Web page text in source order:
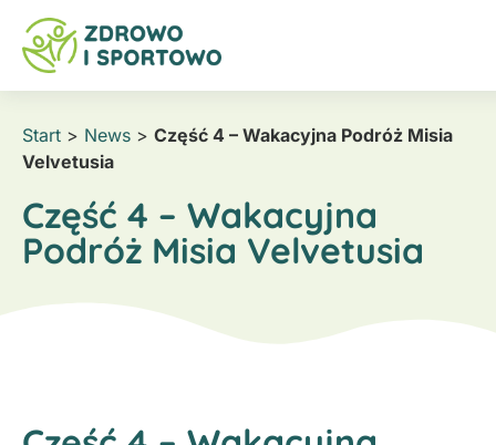
Start > News > Część 4 – Wakacyjna Podróż Misia
Velvetusia
Część 4 – Wakacyjna
Podróż Misia Velvetusia